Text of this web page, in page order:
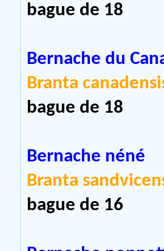
bague de 18
Bernache du
Branta
bague de 18
Bernache néné
Branta
bague de 16